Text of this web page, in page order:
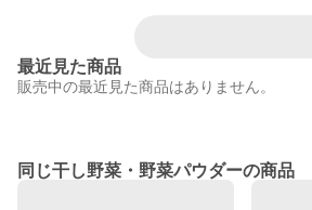
最近見た商品
販売中の最近見た商品はありません。
同じ干し野菜・野菜パウダーの商品